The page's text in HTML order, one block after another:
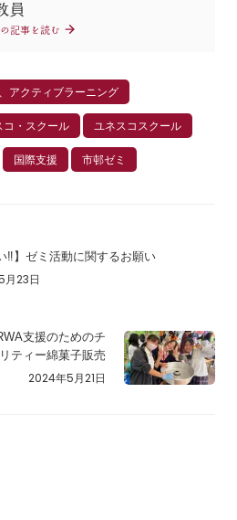
員
記事を読む
アクティブラーニング
コ・スクール ユネスコスクール
国際支援 市邨ゼミ
‼️】ゼミ活動に関するお願い
23日
支援のためのチ
ティー綿菓子販売
2024年5月21日